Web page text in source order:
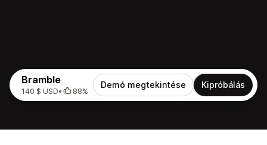
Bramble
140 $ USD• 88%
Demó megtekintése Kipróbálás